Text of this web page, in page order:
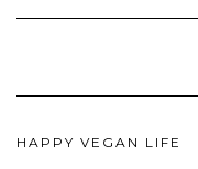
HAPPY VEGAN LIFE